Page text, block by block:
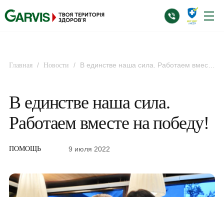
Главная / Новости /
В единстве наша сила. Работаем вместе
В единстве наша сила.
Работаем вместе на победу!
ПОМОЩЬ 9 июля 2022